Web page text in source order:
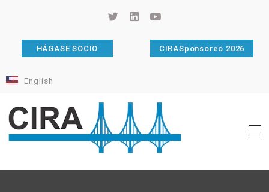
HÁGASE SOCIO CIRASponsoreo 2026
English